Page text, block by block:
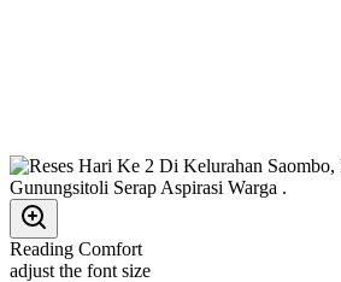
Reading Comfort
adjust the font size